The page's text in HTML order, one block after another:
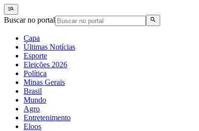
Buscar no portal
Capa
Últimas Notícias
Esporte
Eleições 2026
Política
Minas Gerais
Brasil
Mundo
Agro
Entretenimento
Eloos